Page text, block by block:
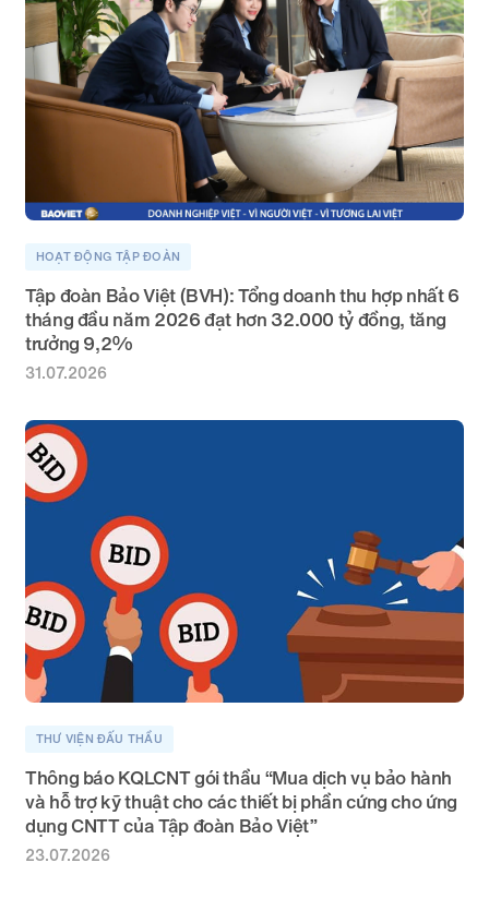
HOẠT ĐỘNG TẬP ĐOÀN
Tập đoàn Bảo Việt (BVH): Tổng doanh thu hợp nhất 6
tháng đầu năm 2026 đạt hơn 32.000 tỷ đồng, tăng
trưởng 9,2%
31.07.2026
THƯ VIỆN ĐẤU THẦU
Thông báo KQLCNT gói thầu “Mua dịch vụ bảo hành
và hỗ trợ kỹ thuật cho các thiết bị phần cứng cho ứng
dụng CNTT của Tập đoàn Bảo Việt”
23.07.2026